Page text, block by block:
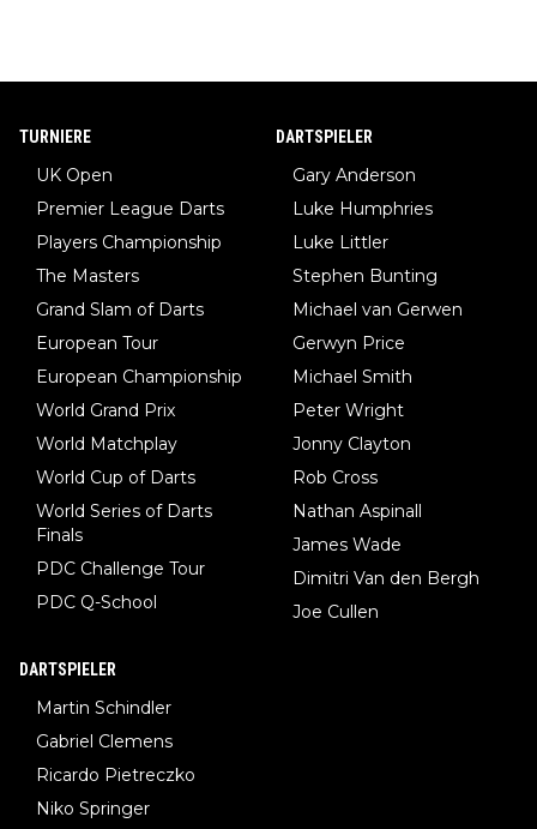
TURNIERE
UK Open
Premier League Darts
Players Championship
The Masters
Grand Slam of Darts
European Tour
European Championship
World Grand Prix
World Matchplay
World Cup of Darts
World Series of Darts
Finals
PDC Challenge Tour
PDC Q-School
DARTSPIELER
Gary Anderson
Luke Humphries
Luke Littler
Stephen Bunting
Michael van Gerwen
Gerwyn Price
Michael Smith
Peter Wright
Jonny Clayton
Rob Cross
Nathan Aspinall
James Wade
Dimitri Van den Bergh
Joe Cullen
DARTSPIELER
Martin Schindler
Gabriel Clemens
Ricardo Pietreczko
Niko Springer